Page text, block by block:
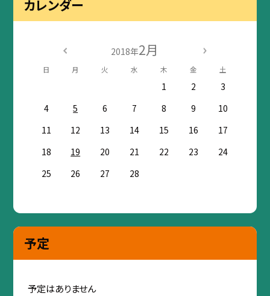
カレンダー
2018年2月
日 月 火 水 木 金 土
1 2
3
4
5 6 7 8 9
10
11
12 13 14 15 16
17
18
19 20 21 22 23
24
25
26 27 28
予定
予定はありません